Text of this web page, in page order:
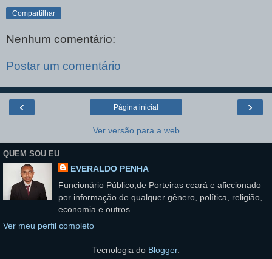
Compartilhar
Nenhum comentário:
Postar um comentário
‹ ›
Página inicial
Ver versão para a web
QUEM SOU EU
EVERALDO PENHA
Funcionário Público,de Porteiras ceará e aficcionado
por informação de qualquer gênero, política, religião,
economia e outros
Ver meu perfil completo
Tecnologia do Blogger.